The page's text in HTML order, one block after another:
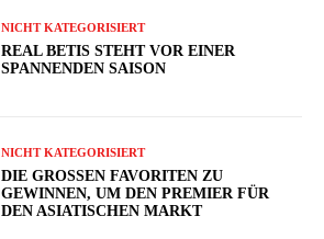
NICHT KATEGORISIERT
REAL BETIS STEHT VOR EINER
SPANNENDEN SAISON
NICHT KATEGORISIERT
DIE GROSSEN FAVORITEN ZU G
EWINNEN, UM DEN PREMIER FÜR D
EN ASIATISCHEN MARKT